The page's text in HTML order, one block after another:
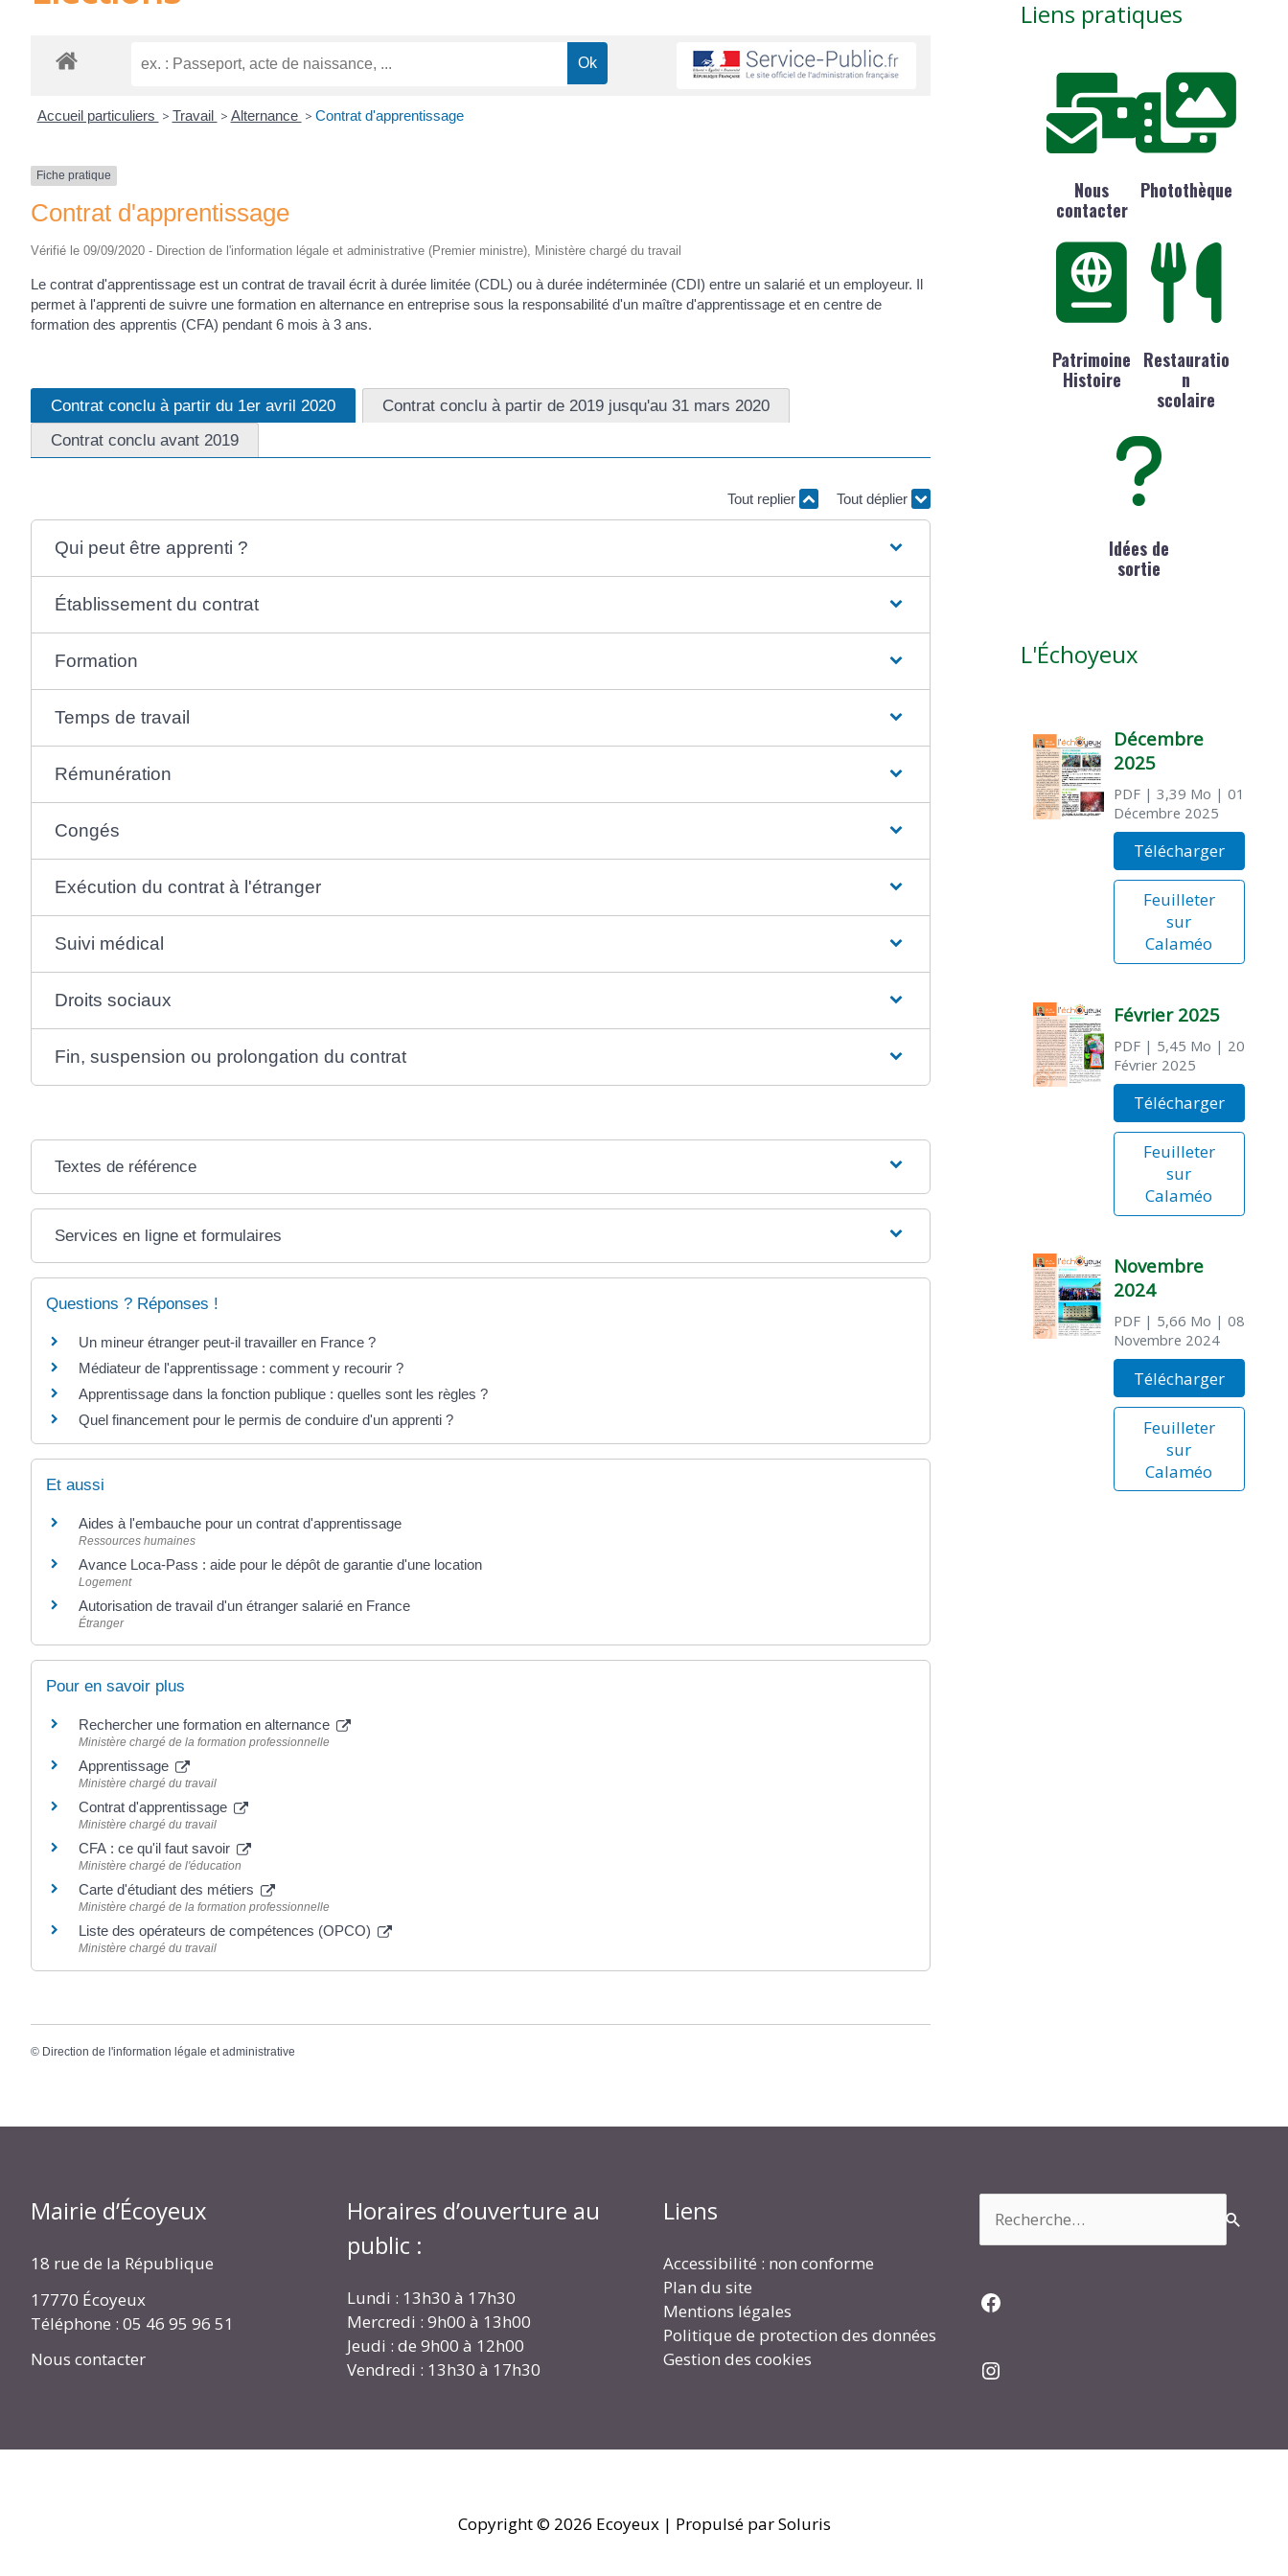
Accueil particuliers > Travail > Alternance > Contrat d'apprentissage
Fiche pratique
Contrat d'apprentissage
Vérifié le 09/09/2020 - Direction de l'information légale et administrative (Premier ministre), Ministère chargé du travail
Le contrat d'apprentissage est un contrat de travail écrit à durée limitée (CDL) ou à durée indéterminée (CDI) entre un salarié et un employeur. Il
permet à l'apprenti de suivre une formation en alternance en entreprise sous la responsabilité d'un maître d'apprentissage et en centre de
formation des apprentis (CFA) pendant 6 mois à 3 ans.
Contrat conclu à partir du 1er avril 2020
Contrat conclu à partir de 2019 jusqu'au 31 mars 2020
Contrat conclu avant 2019
Tout replier Tout déplier
Qui peut être apprenti ?
Établissement du contrat
Formation
Temps de travail
Rémunération
Congés
Exécution du contrat à l'étranger
Suivi médical
Droits sociaux
Fin, suspension ou prolongation du contrat
Textes de référence
Services en ligne et formulaires
Questions ? Réponses !
Un mineur étranger peut-il travailler en France ?
Médiateur de l'apprentissage : comment y recourir ?
Apprentissage dans la fonction publique : quelles sont les règles ?
Quel financement pour le permis de conduire d'un apprenti ?
Et aussi
Aides à l'embauche pour un contrat d'apprentissage
Ressources humaines
Avance Loca-Pass : aide pour le dépôt de garantie d'une location
Logement
Autorisation de travail d'un étranger salarié en France
Étranger
Pour en savoir plus
Rechercher une formation en alternance
Ministère chargé de la formation professionnelle
Apprentissage
Ministère chargé du travail
Contrat d'apprentissage
Ministère chargé du travail
CFA : ce qu'il faut savoir
Ministère chargé de l'éducation
Carte d'étudiant des métiers
Ministère chargé de la formation professionnelle
Liste des opérateurs de compétences (OPCO)
Ministère chargé du travail
© Direction de l'information légale et administrative
Liens pratiques
Nous
contacter
Photothèque
Patrimoine
Histoire
Restauratio
n
scolaire
Idées de
sortie
L'Échoyeux
Décembre
2025
PDF| 3,39 Mo | 01
Décembre 2025
Télécharger
Feuilleter
sur
Calaméo
Février 2025
PDF| 5,45 Mo | 20
Février 2025
Télécharger
Feuilleter
sur
Calaméo
Novembre
2024
PDF| 5,66 Mo | 08
Novembre 2024
Télécharger
Feuilleter
sur
Calaméo
Mairie d’Écoyeux
18 rue de la République
17770 Écoyeux
Téléphone : 05 46 95 96 51
Nous contacter
Horaires d’ouverture au
public :
Lundi : 13h30 à 17h30
Mercredi : 9h00 à 13h00
Jeudi : de 9h00 à 12h00
Vendredi : 13h30 à 17h30
Liens
Accessibilité : non conforme
Plan du site
Mentions légales
Politique de protection des données
Gestion des cookies
Facebook
Instagram
Copyright © 2026 Ecoyeux| Propulsé par Soluris